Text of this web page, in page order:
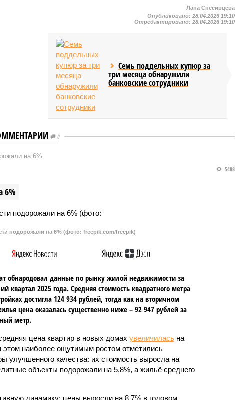
Лана Спесивцева
Опубликовано:28.04.2026 19:10
Отредактировано:28.04.2026 19:10
Семь поддельных купюр за
три месяца обнаружили
банковские сотрудники
0
на 6%
6%
5488
подорожали на 6% (фото: freepik.com/freepik)
обнародовал данные по рынку жилой недвижимости за
квартал 2025 года. Средняя стоимость квадратного метра
достигла 124 934 рублей, тогда как на вторичном
цена оказалась существенно ниже – 92 947 рублей за
метр.
цена квартир в новых домах увеличиласьна
этом наиболее ощутимым ростом отметились
улучшенного качества: их стоимость выросла на
объекты подорожали на 5,8%, а жильё среднего
динамику: цены выросли на 8,7% в годовом